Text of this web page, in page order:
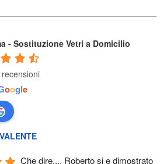
- Sostituzione Vetri a Domicilio
oogle
Che dire.... Roberto si e dimostrato